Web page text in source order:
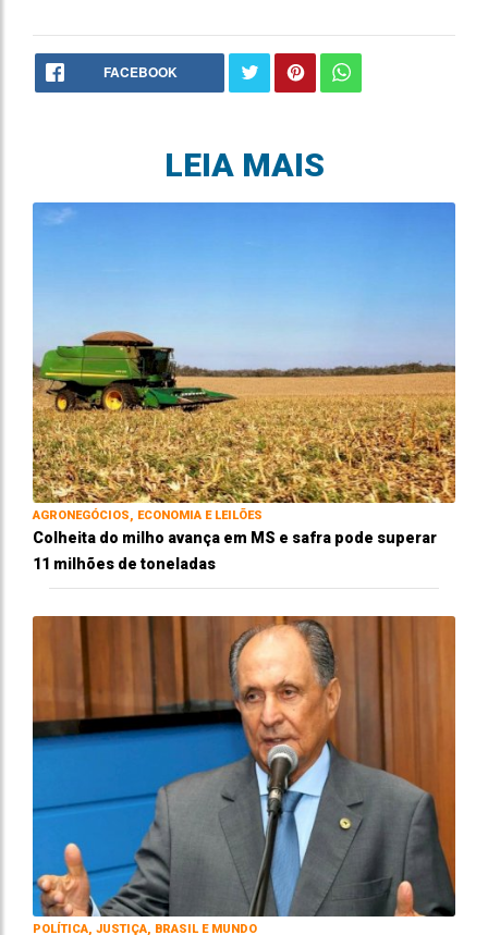
FACEBOOK
LEIA MAIS
AGRONEGÓCIOS, ECONOMIA E LEILÕES
Colheita do milho avança em MS e safra pode superar
11 milhões de toneladas
POLÍTICA, JUSTIÇA, BRASIL E MUNDO